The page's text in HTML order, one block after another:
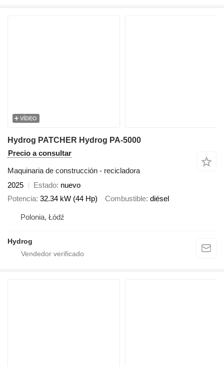
VÍDEO
Hydrog PATCHER Hydrog PA-5000
Precio a consultar
Maquinaria de construcción - recicladora
2025
Estado nuevo
Potencia 32.34 kW (44 Hp) Combustible diésel
Polonia, Łódź
Hydrog